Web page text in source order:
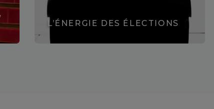
L’ÉNERGIE DES ÉLECTIONS